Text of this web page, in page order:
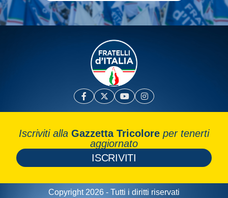
Iscriviti alla Gazzetta Tricolore per tenerti
aggiornato
ISCRIVITI
Copyright 2026 - Tutti i diritti riservati